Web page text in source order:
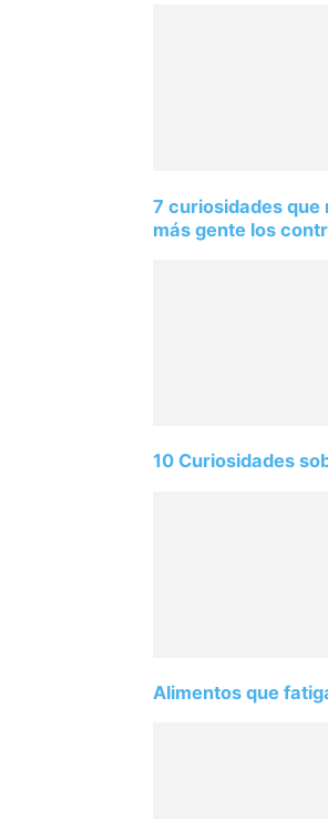
7 curiosidades que
más gente los
10 Curiosidades
Alimentos que